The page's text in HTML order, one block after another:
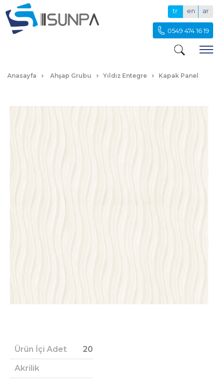
tr en ar
0549 474 16 19
Anasayfa Ahşap Grubu Yıldız Entegre Kapak Panel
Ürün İçi Adet 20
Akrilik